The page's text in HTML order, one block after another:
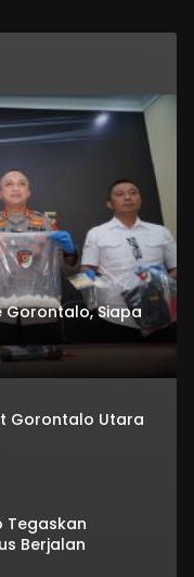
Gorontalo, Siapa
Gorontalo Utara
Tegaskan
Berjalan